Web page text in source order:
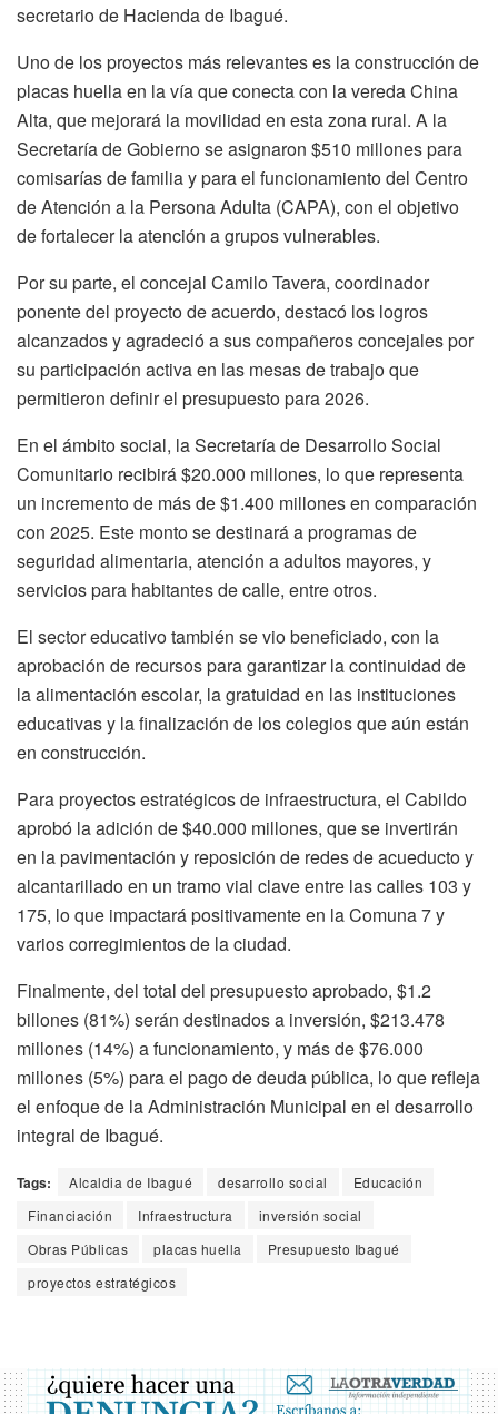
secretario de Hacienda de Ibagué.
Uno de los proyectos más relevantes es la construcción de
placas huella en la vía que conecta con la vereda China
Alta, que mejorará la movilidad en esta zona rural. A la
Secretaría de Gobierno se asignaron $510 millones para
comisarías de familia y para el funcionamiento del Centro
de Atención a la Persona Adulta (CAPA), con el objetivo
de fortalecer la atención a grupos vulnerables.
Por su parte, el concejal Camilo Tavera, coordinador
ponente del proyecto de acuerdo, destacó los logros
alcanzados y agradeció a sus compañeros concejales por
su participación activa en las mesas de trabajo que
permitieron definir el presupuesto para 2026.
En el ámbito social, la Secretaría de Desarrollo Social
Comunitario recibirá $20.000 millones, lo que representa
un incremento de más de $1.400 millones en comparación
con 2025. Este monto se destinará a programas de
seguridad alimentaria, atención a adultos mayores, y
servicios para habitantes de calle, entre otros.
El sector educativo también se vio beneficiado, con la
aprobación de recursos para garantizar la continuidad de
la alimentación escolar, la gratuidad en las instituciones
educativas y la finalización de los colegios que aún están
en construcción.
Para proyectos estratégicos de infraestructura, el Cabildo
aprobó la adición de $40.000 millones, que se invertirán
en la pavimentación y reposición de redes de acueducto y
alcantarillado en un tramo vial clave entre las calles 103 y
175, lo que impactará positivamente en la Comuna 7 y
varios corregimientos de la ciudad.
Finalmente, del total del presupuesto aprobado, $1.2
billones (81%) serán destinados a inversión, $213.478
millones (14%) a funcionamiento, y más de $76.000
millones (5%) para el pago de deuda pública, lo que refleja
el enfoque de la Administración Municipal en el desarrollo
integral de Ibagué.
Tags: Alcaldia de Ibagué desarrollo social
Educación
Financiación
Infraestructura
inversión social
Obras Públicas
placas huella
Presupuesto Ibagué
proyectos estratégicos